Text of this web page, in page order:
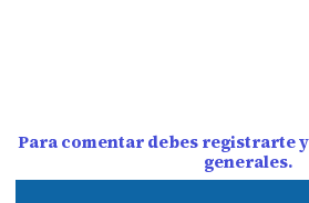
Para comentar debes registrarte
generales.